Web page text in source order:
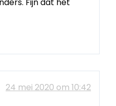
24 mei 2020 om 10:42